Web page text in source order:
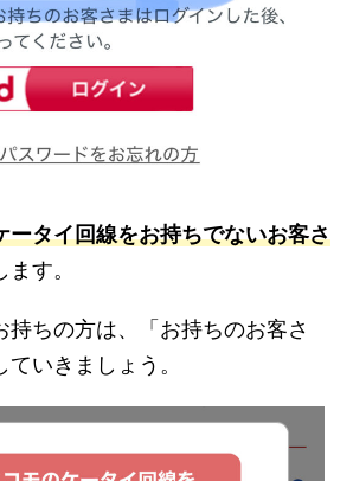
ータイ回線をお持ちでないお客さ
ます。
持ちの方は、「お持ちのお客さ
いきましょう。